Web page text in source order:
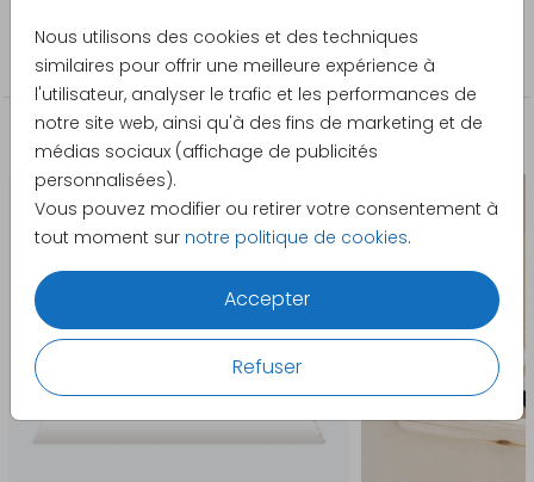
Nous utilisons des cookies et des techniques
similaires pour offrir une meilleure expérience à
l'utilisateur, analyser le trafic et les performances de
notre site web, ainsi qu'à des fins de marketing et de
médias sociaux (affichage de publicités
personnalisées).
Vous pouvez modifier ou retirer votre consentement à
tout moment sur notre politique de cookies.
Accepter
Refuser
Catégorie
Menus
La papeterie assortie